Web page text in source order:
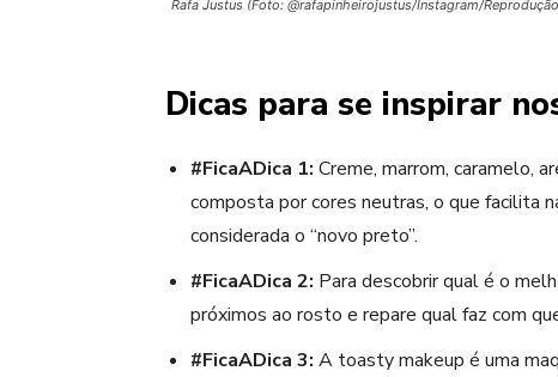
Rafa Justus (Foto: @rafapinheirojustus/Instagram/
Dicas para se inspirar
#FicaADica 1: Creme, marrom, caramelo,
composta por cores neutras, o que facilita
considerada o “novo preto”.
#FicaADica 2: Para descobrir qual é o
próximos ao rosto e repare qual faz com
#FicaADica 3: A toastymakeup é uma